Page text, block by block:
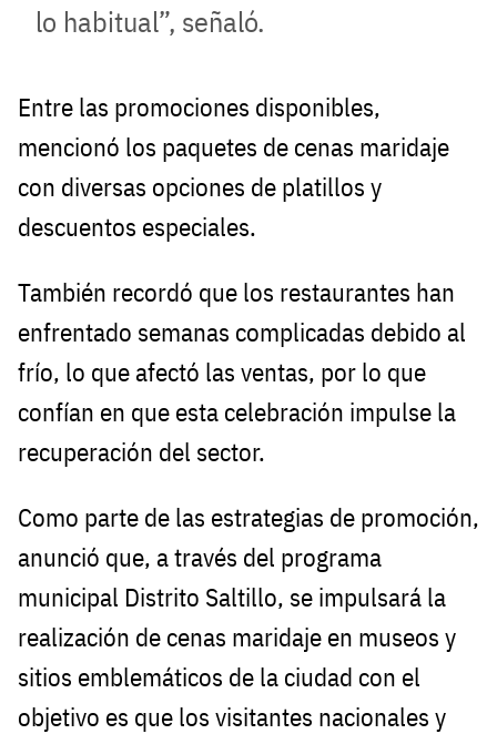
lo habitual”, señaló.
Entre las promociones disponibles,
mencionó los paquetes de cenas maridaje
con diversas opciones de platillos y
descuentos especiales.
También recordó que los restaurantes han
enfrentado semanas complicadas debido al
frío, lo que afectó las ventas, por lo que
confían en que esta celebración impulse la
recuperación del sector.
Como parte de las estrategias de promoción,
anunció que, a través del programa
municipal Distrito Saltillo, se impulsará la
realización de cenas maridaje en museos y
sitios emblemáticos de la ciudad con el
objetivo es que los visitantes nacionales y